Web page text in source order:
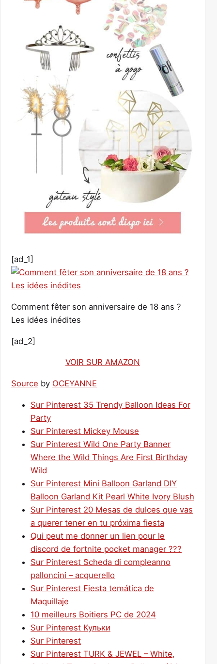
[ad_1]
Comment fêter son anniversaire de 18 ans ?
Les idées inédites
[ad_2]
VOIR SUR AMAZON
Source by OCEYANNE
Sur Pinterest 35 Trendy Balloon Ideas For
Party
Sur Pinterest Mickey Mouse
Sur Pinterest Wild One Party Banner
Where the Wild Things Are First Birthday
Wild
Sur Pinterest Mini Balloon Garland DIY
Balloon Garland Kit Pearl White Ivory Blush
Sur Pinterest 20 Mesas de dulces que vas
a querer tener en tu próxima fiesta
Qui peut me donner un lien pour le
discord de fortnite pocket manager ???
Sur Pinterest Scheda di compleanno
palloncini – acquerello
Sur Pinterest Fiesta temática de
Maquillaje
10 meilleurs Boitiers PC de 2024
Sur Pinterest Кульки
Sur Pinterest
Sur Pinterest TURK & JEWEL – White,